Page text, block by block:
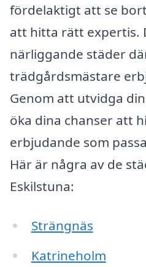
fördelaktigt att se
att hitta rätt expertis.
närliggande städer
trädgårdsmästare
Genom att utvidga
öka dina chanser att
erbjudande som
Här är några av de
Eskilstuna:
Strängnäs
Katrineholm